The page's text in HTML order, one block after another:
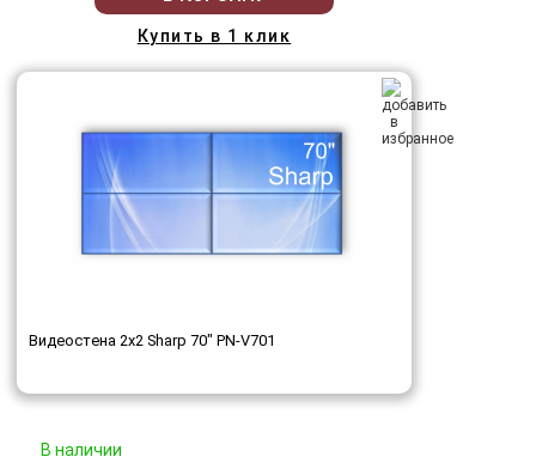
Купить в 1 клик
Видеостена 2x2 Sharp 70" PN-V701
В наличии